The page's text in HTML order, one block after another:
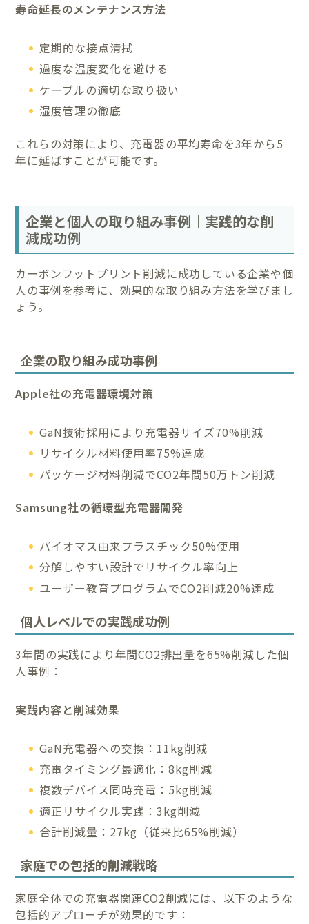
寿命延長のメンテナンス方法
定期的な接点清拭
過度な温度変化を避ける
ケーブルの適切な取り扱い
湿度管理の徹底
これらの対策により、充電器の平均寿命を3年から5
年に延ばすことが可能です。
企業と個人の取り組み事例｜実践的な削
減成功例
カーボンフットプリント削減に成功している企業や個
人の事例を参考に、効果的な取り組み方法を学びまし
ょう。
企業の取り組み成功事例
Apple社の充電器環境対策
GaN技術採用により充電器サイズ70%削減
リサイクル材料使用率75%達成
パッケージ材料削減でCO2年間50万トン削減
Samsung社の循環型充電器開発
バイオマス由来プラスチック50%使用
分解しやすい設計でリサイクル率向上
ユーザー教育プログラムでCO2削減20%達成
個人レベルでの実践成功例
3年間の実践により年間CO2排出量を65%削減した個
人事例：
実践内容と削減効果
GaN充電器への交換：11kg削減
充電タイミング最適化：8kg削減
複数デバイス同時充電：5kg削減
適正リサイクル実践：3kg削減
合計削減量：27kg（従来比65%削減）
家庭での包括的削減戦略
家庭全体での充電器関連CO2削減には、以下のような
包括的アプローチが効果的です：